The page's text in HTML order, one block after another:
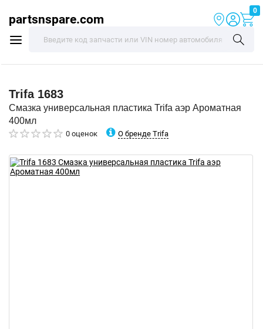
partsnspare.com
0
Trifa 1683
Смазка универсальная пластика Trifa аэр Ароматная
400мл
0 оценок О бренде Trifa